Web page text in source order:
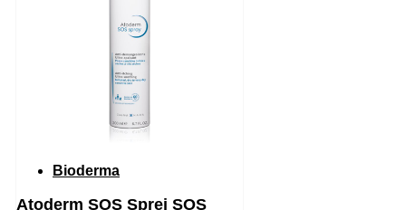
Bioderma
Atoderm SOS Sprej SOS